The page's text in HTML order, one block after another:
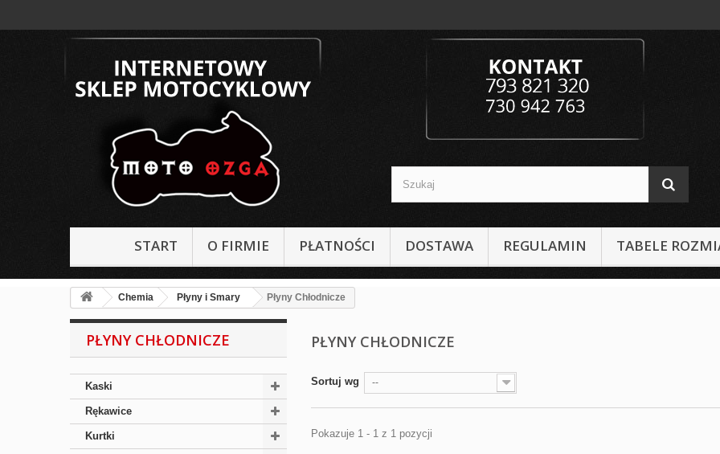
START O FIRMIE PŁATNOŚCI DOSTAWA REGULAMIN TABELE
Chemia Płyny i Smary Płyny Chłodnicze
PŁYNY CHŁODNICZE
Kaski
Rękawice
Kurtki
PŁYNY CHŁODNICZE
Sortuj wg --
Pokazuje 1 - 1 z 1 pozycji